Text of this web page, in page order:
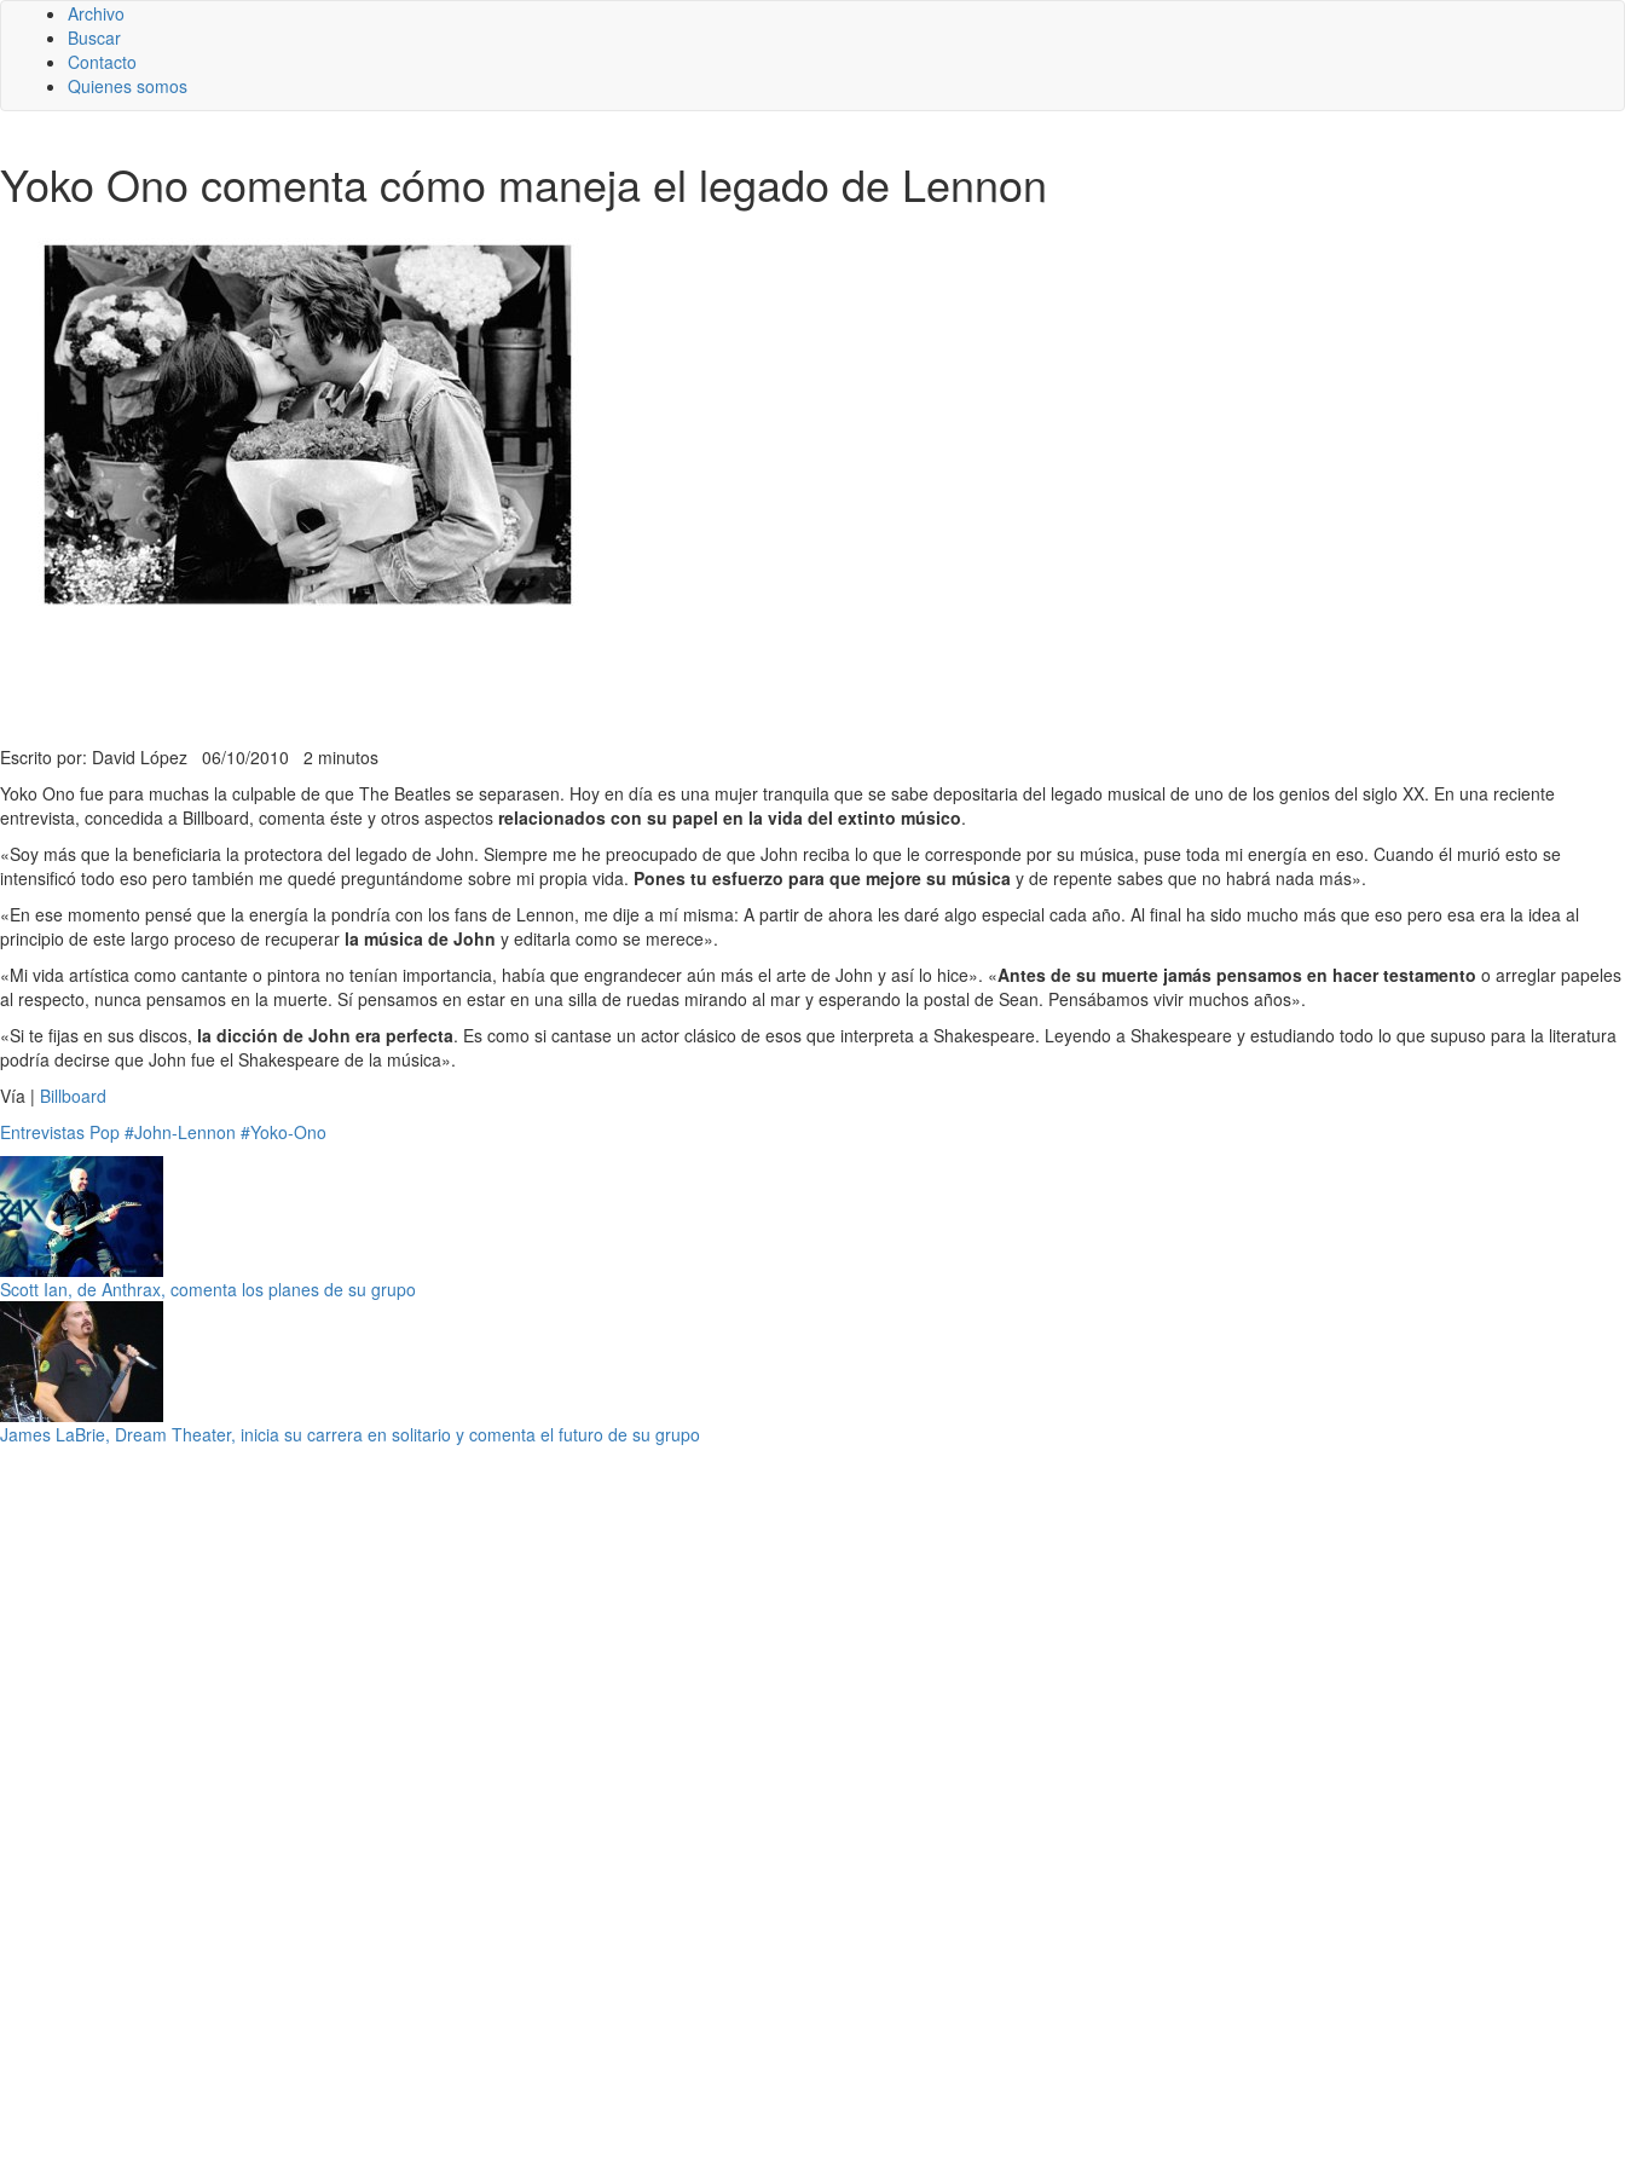
Archivo
Buscar
Contacto
Quienes somos
Yoko Ono comenta cómo maneja el legado de Lennon
Escrito por: David López 06/10/2010 2 minutos
Yoko Ono fue para muchas la culpable de que The Beatles se separasen. Hoy en día es una mujer tranquila que se sabe depositaria del legado musical de uno de los genios del siglo XX. En una reciente
entrevista, concedida a Billboard, comenta éste y otros aspectos relacionados con su papel en la vida del extinto músico.
«Soy más que la beneficiaria la protectora del legado de John. Siempre me he preocupado de que John reciba lo que le corresponde por su música, puse toda mi energía en eso. Cuando él murió esto se
intensificó todo eso pero también me quedé preguntándome sobre mi propia vida. Pones tu esfuerzo para que mejore su música y de repente sabes que no habrá nada más».
«En ese momento pensé que la energía la pondría con los fans de Lennon, me dije a mí misma: A partir de ahora les daré algo especial cada año. Al final ha sido mucho más que eso pero esa era la idea al
principio de este largo proceso de recuperar la música de John y editarla como se merece».
«Mi vida artística como cantante o pintora no tenían importancia, había que engrandecer aún más el arte de John y así lo hice». «Antes de su muerte jamás pensamos en hacer testamento o arreglar papeles
al respecto, nunca pensamos en la muerte. Sí pensamos en estar en una silla de ruedas mirando al mar y esperando la postal de Sean. Pensábamos vivir muchos años».
«Si te fijas en sus discos, la dicción de John era perfecta. Es como si cantase un actor clásico de esos que interpreta a Shakespeare. Leyendo a Shakespeare y estudiando todo lo que supuso para la literatura
podría decirse que John fue el Shakespeare de la música».
Vía | Billboard
Entrevistas Pop #John-Lennon #Yoko-Ono
Scott Ian, de Anthrax, comenta los planes de su grupo
James LaBrie, Dream Theater, inicia su carrera en solitario y comenta el futuro de su grupo